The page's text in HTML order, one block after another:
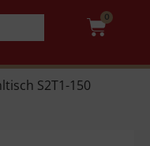
0
S2T1-150